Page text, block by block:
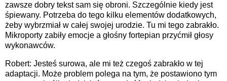
zawsze dobry tekst sam się obroni. Szczególnie kiedy jest
śpiewany. Potrzeba do tego kilku elementów dodatkowych,
żeby wybrzmiał w całej swojej urodzie. Tu mi tego zabrakło.
Mikroporty zabiły emocje a głośny fortepian przyćmił głosy
wykonawców.
Robert: Jesteś surowa, ale mi też czegoś zabrakło w tej
adaptacji. Może problem polega na tym, że postawiono tym